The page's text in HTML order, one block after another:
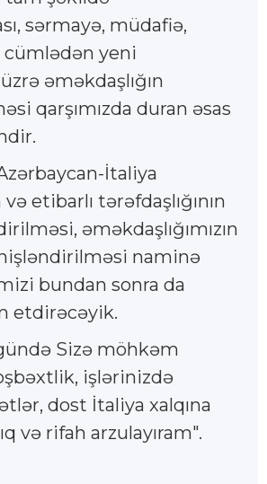
sərmayə, müdafiə,
cümlədən yeni
əməkdaşlığın
qarşımızda duran əsas
İtaliya
etibarlı tərəfdaşlığının
əməkdaşlığımızın
naminə
bundan sonra da
etdirəcəyik.
Sizə möhkəm
işlərinizdə
dost İtaliya xalqına
və rifah arzulayıram".